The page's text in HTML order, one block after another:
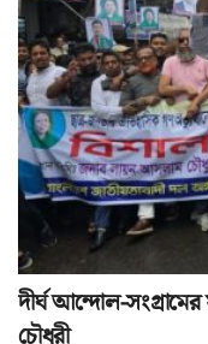
দীর্ঘ আন্দোল-
চৌধুরী